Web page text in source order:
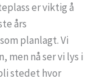
er viktig å
års
planlagt. Vi
nå ser vi lys i
stedet hvor